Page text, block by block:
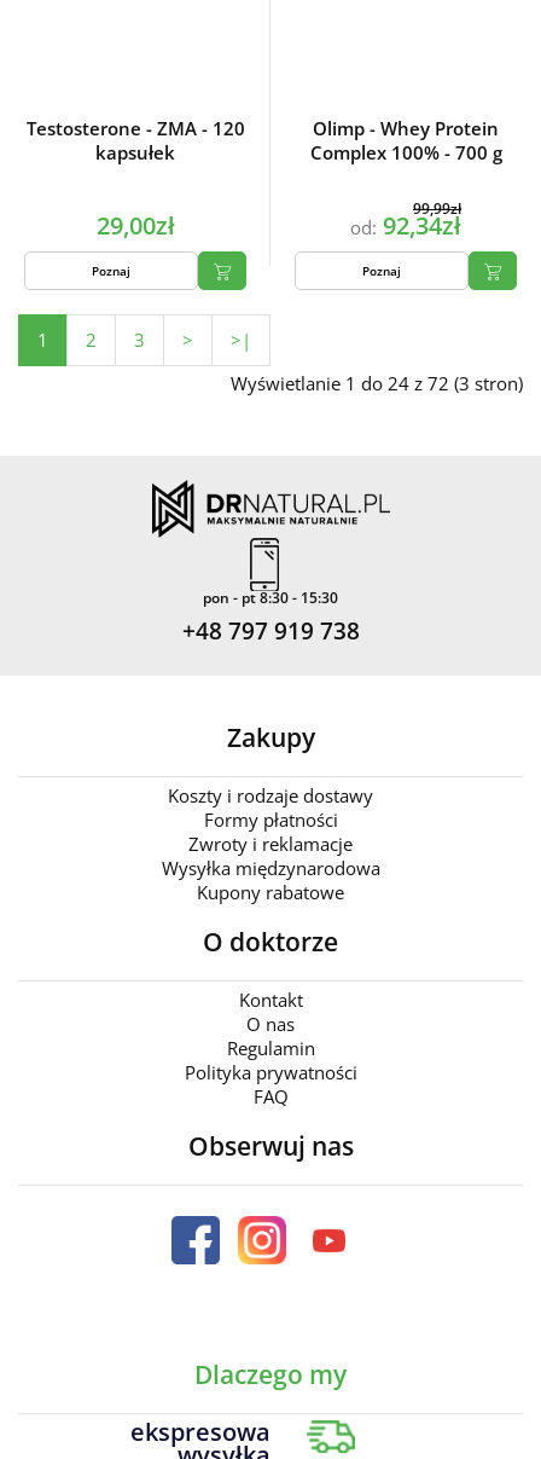
Testosterone - ZMA - 120
kapsułek
29,00zł
Poznaj
Olimp - Whey Protein
Complex 100% - 700 g
od:
99,99zł
92,34zł
Poznaj
1 2 3 >
>|
Wyświetlanie 1 do 24 z 72 (3 stron)
pon - pt 8:30 - 15:30
+48 797 919 738
Zakupy
Koszty i rodzaje dostawy
Formy płatności
Zwroty i reklamacje
Wysyłka międzynarodowa
Kupony rabatowe
O doktorze
Kontakt
O nas
Regulamin
Polityka prywatności
FAQ
Obserwuj nas
Dlaczego my
ekspresowa